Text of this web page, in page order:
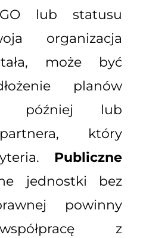
lub statusu
organizacja
może być
planów
później lub
który
Publiczne
jednostki bez
powinny
z